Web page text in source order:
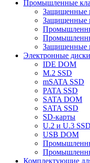
Промышленные
Защищенные
Защищенные
Защищенные
Электронные диски
IDE DOM
M.2 SSD
mSATA SSD
PATA SSD
SATA DOM
SATA SSD
SD-карты
U.2 и U.3 SSD
USB DOM
Комплектующие